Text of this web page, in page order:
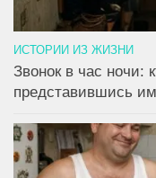
ИСТОРИИ ИЗ ЖИЗНИ
Звонок в час ночи:
представившись